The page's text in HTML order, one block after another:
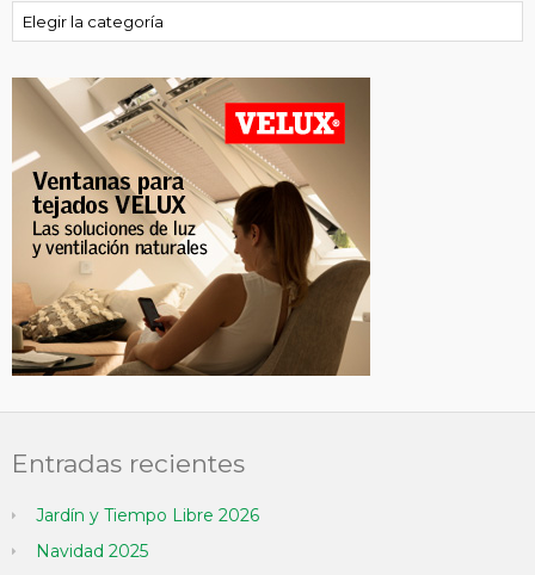
Categorías
Entradas recientes
Jardín y Tiempo Libre 2026
Navidad 2025